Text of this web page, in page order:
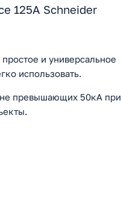
125А Schneider
и универсальное
использовать.
не превышающих 50кА при